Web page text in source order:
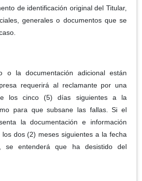
de identificación original del Titular,
generales o documentos que se
o la documentación adicional están
requerirá al reclamante por una
los cinco (5) días siguientes a la
para que subsane las fallas. Si el
la documentación e información
dos (2) meses siguientes a la fecha
se entenderá que ha desistido del